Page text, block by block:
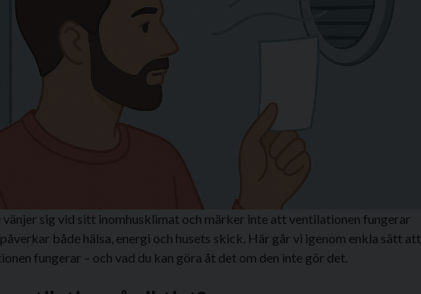
vänjer sig vid sitt inomhusklimat och märker inte att ventilationen fungerar
både hälsa, energi och husets skick. Här går vi igenom enkla sätt att
fungerar – och vad du kan göra åt det om den inte gör det.